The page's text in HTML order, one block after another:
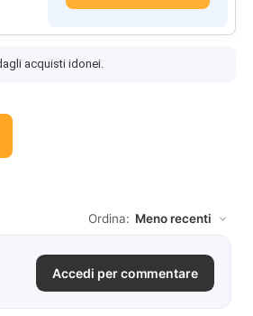
acquisti idonei.
Ordina:
Accedi per commentare